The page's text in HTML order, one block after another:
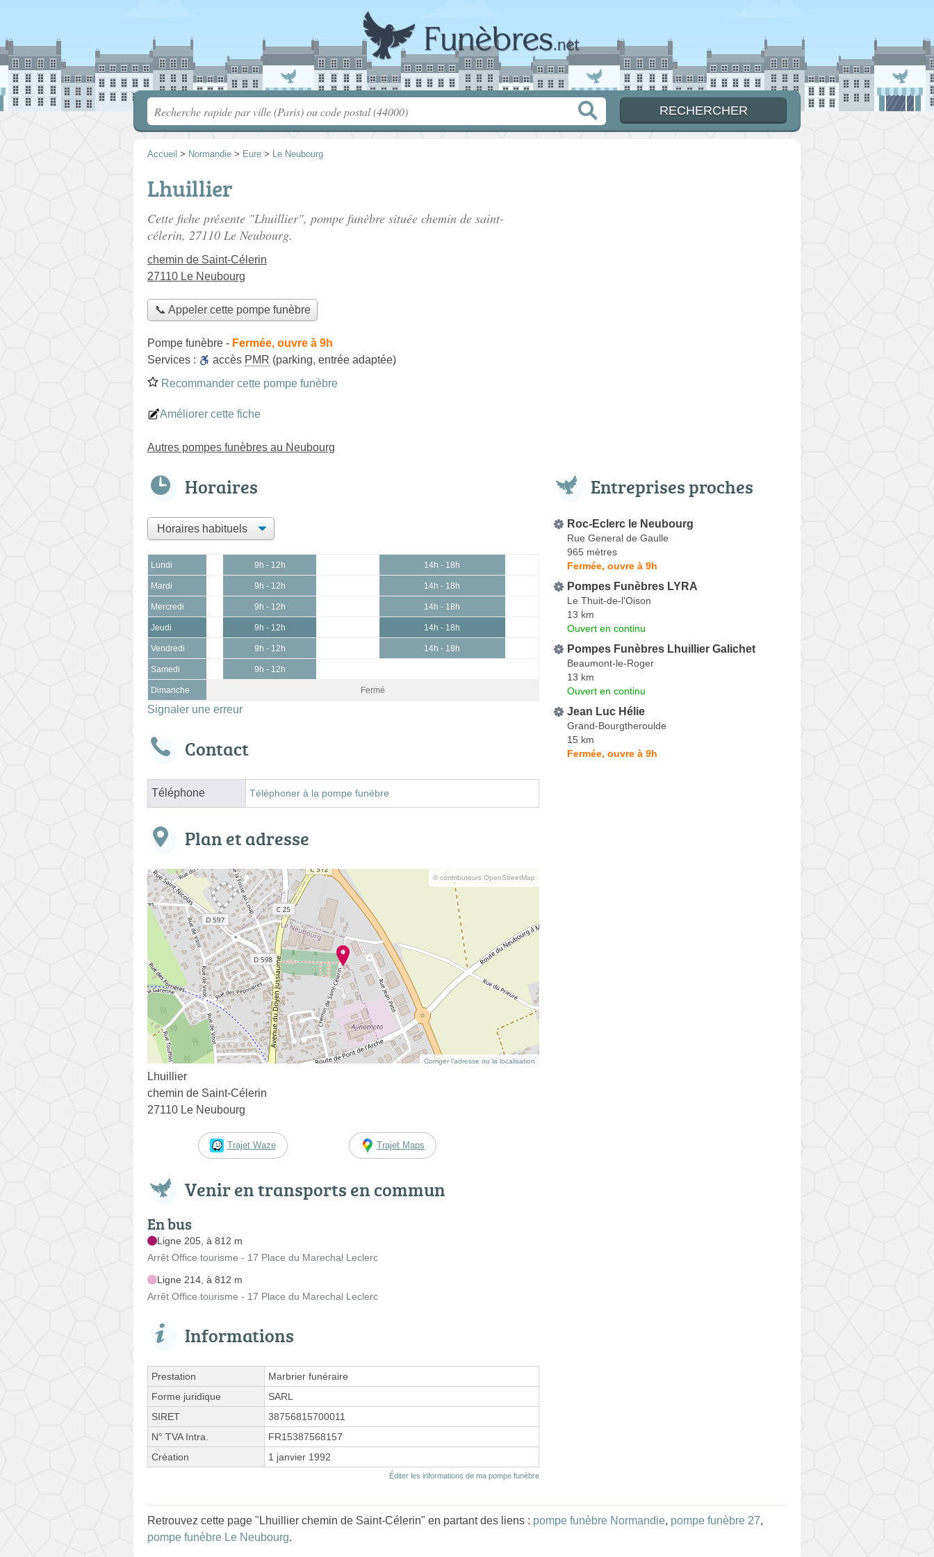
Accueil > Normandie > Eure > Le Neubourg
Lhuillier
Cette fiche présente "Lhuillier", pompe funèbre située chemin de saint-
célerin, 27110 Le Neubourg.
chemin de Saint-Célerin
27110 Le Neubourg
📞 Appeler cette pompe funèbre
Pompe funèbre - Fermée, ouvre à 9h
Services :
accès PMR (parking, entrée adaptée)
Recommander cette pompe funèbre
Améliorer cette fiche
Autres pompes funèbres au Neubourg
Horaires
Lundi 9h - 12h 14h - 18h
Mardi 9h - 12h 14h - 18h
Mercredi 9h - 12h 14h - 18h
Jeudi 9h - 12h 14h - 18h
Vendredi 9h - 12h 14h - 18h
Samedi 9h - 12h
Dimanche Fermé
Signaler une erreur
Contact
Téléphone Téléphoner à la pompe funèbre
Plan et adresse
© contributeurs OpenStreetMap
Corriger l’adresse ou la localisation
Lhuillier
chemin de Saint-Célerin
27110 Le Neubourg
Trajet Waze Trajet Maps
Venir en transports en commun
En bus
Ligne 205, à 812 m
Arrêt Office tourisme - 17 Place du Marechal Leclerc
Ligne 214, à 812 m
Arrêt Office tourisme - 17 Place du Marechal Leclerc
Informations
Prestation
Marbrier funéraire
Forme juridique
SARL
SIRET
38756815700011
N° TVA Intra.
FR15387568157
Création
1 janvier 1992
Éditer les informations de ma pompe funèbre
Entreprises proches
Roc-Eclerc le Neubourg
Rue General de Gaulle
965 mètres
Fermée, ouvre à 9h
Pompes Funèbres LYRA
Le Thuit-de-l'Oison
13 km
Ouvert en continu
Pompes Funèbres Lhuillier Galichet
Beaumont-le-Roger
13 km
Ouvert en continu
Jean Luc Hélie
Grand-Bourgtheroulde
15 km
Fermée, ouvre à 9h
Retrouvez cette page "Lhuillier chemin de Saint-Célerin" en partant des liens : pompe funèbre Normandie, pompe funèbre 27,
pompe funèbre Le Neubourg.